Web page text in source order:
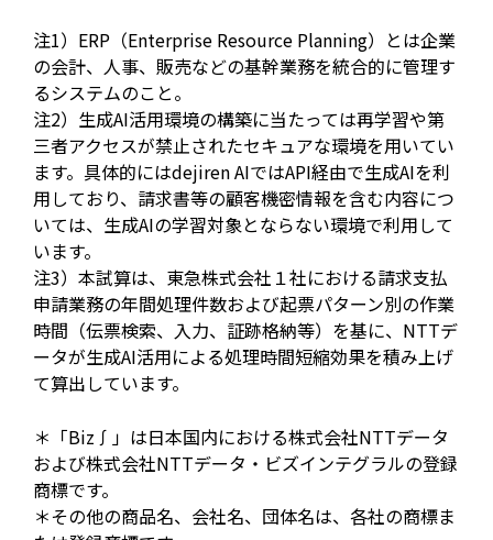
注1）ERP（Enterprise Resource Planning）とは企業
の会計、人事、販売などの基幹業務を統合的に管理す
るシステムのこと。
注2）生成AI活用環境の構築に当たっては再学習や第
三者アクセスが禁止されたセキュアな環境を用いてい
ます。具体的にはdejiren AIではAPI経由で生成AIを利
用しており、請求書等の顧客機密情報を含む内容につ
いては、生成AIの学習対象とならない環境で利用して
います。
注3）本試算は、東急株式会社１社における請求支払
申請業務の年間処理件数および起票パターン別の作業
時間（伝票検索、入力、証跡格納等）を基に、NTTデ
ータが生成AI活用による処理時間短縮効果を積み上げ
て算出しています。
＊「Biz∫」は日本国内における株式会社NTTデータ
および株式会社NTTデータ・ビズインテグラルの登録
商標です。
＊その他の商品名、会社名、団体名は、各社の商標ま